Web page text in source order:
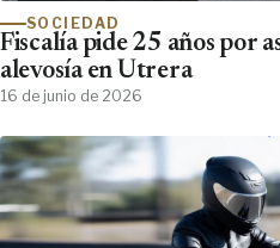
SOCIEDAD
Fiscalía pide 25 años por
alevosía en Utrera
16 de junio de 2026